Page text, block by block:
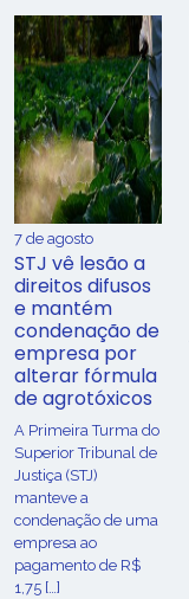
7 de agosto
STJ vê lesão a
direitos difusos
e mantém
condenação de
empresa por
alterar fórmula
de agrotóxicos
​A Primeira Turma do
Superior Tribunal de
Justiça (STJ)
manteve a
condenação de uma
empresa ao
pagamento de R$
1,75 […]